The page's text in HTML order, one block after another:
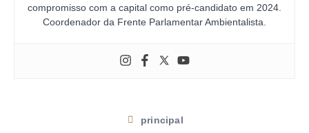
compromisso com a capital como pré-candidato em 2024.
Coordenador da Frente Parlamentar Ambientalista.
principal